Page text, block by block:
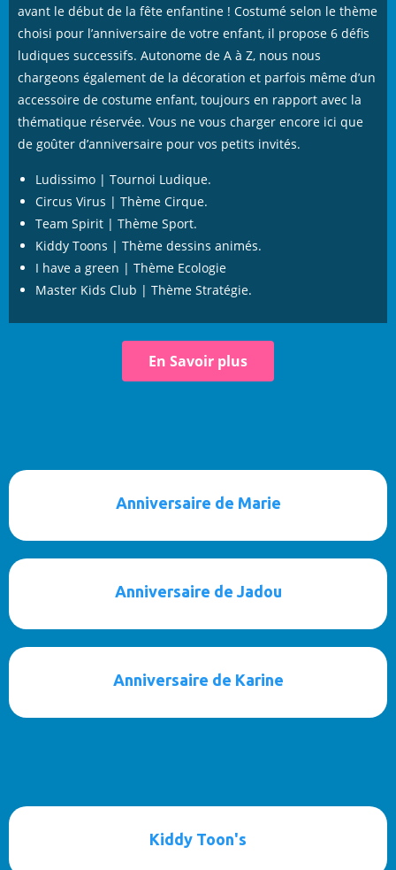
avant le début de la fête enfantine ! Costumé selon le thème
choisi pour l’anniversaire de votre enfant, il propose 6 défis
ludiques successifs. Autonome de A à Z, nous nous
chargeons également de la décoration et parfois même d’un
accessoire de costume enfant, toujours en rapport avec la
thématique réservée. Vous ne vous charger encore ici que
de goûter d’anniversaire pour vos petits invités.
Ludissimo | Tournoi Ludique.
Circus Virus | Thème Cirque.
Team Spirit | Thème Sport.
Kiddy Toons | Thème dessins animés.
I have a green | Thème Ecologie
Master Kids Club | Thème Stratégie.
En Savoir plus
Anniversaire de Marie
Anniversaire de Jadou
Anniversaire de Karine
Kiddy Toon's